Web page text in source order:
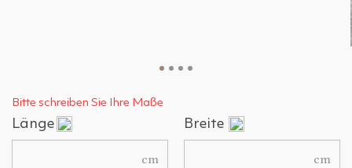
Bitte schreiben Sie Ihre Maße
Länge
cm
Breite
cm